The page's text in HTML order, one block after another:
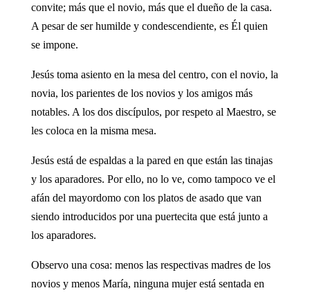
convite; más que el novio, más que el dueño de la casa.
A pesar de ser humilde y condescendiente, es Él quien
se impone.
Jesús toma asiento en la mesa del centro, con el novio, la
novia, los parientes de los novios y los amigos más
notables. A los dos discípulos, por respeto al Maestro, se
les coloca en la misma mesa.
Jesús está de espaldas a la pared en que están las tinajas
y los aparadores. Por ello, no lo ve, como tampoco ve el
afán del mayordomo con los platos de asado que van
siendo introducidos por una puertecita que está junto a
los aparadores.
Observo una cosa: menos las respectivas madres de los
novios y menos María, ninguna mujer está sentada en